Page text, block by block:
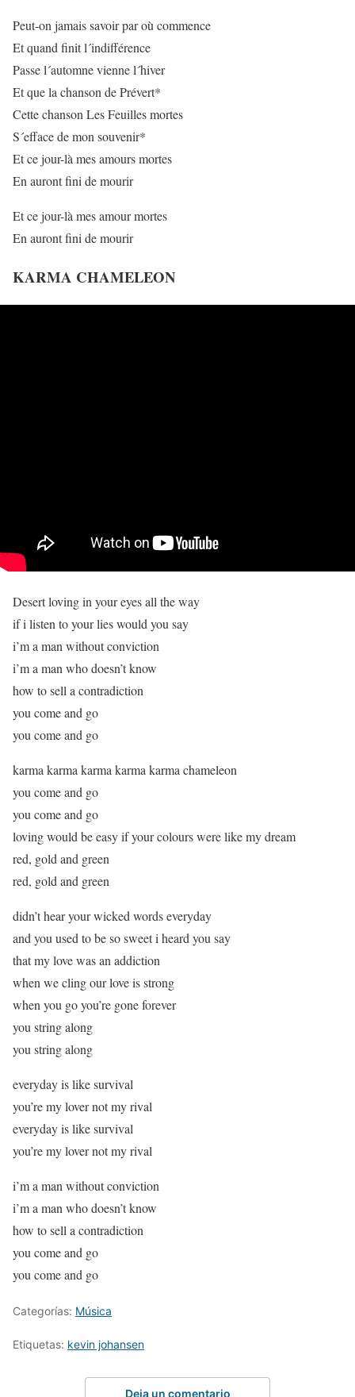
Peut-on jamais savoir par où commence
Et quand finit l´indifférence
Passe l´automne vienne l´hiver
Et que la chanson de Prévert*
Cette chanson Les Feuilles mortes
S´efface de mon souvenir*
Et ce jour-là mes amours mortes
En auront fini de mourir
Et ce jour-là mes amour mortes
En auront fini de mourir
KARMA CHAMELEON
Desert loving in your eyes all the way
if i listen to your lies would you say
i’m a man without conviction
i’m a man who doesn’t know
how to sell a contradiction
you come and go
you come and go
karma karma karma karma karma chameleon
you come and go
you come and go
loving would be easy if your colours were like my dream
red, gold and green
red, gold and green
didn’t hear your wicked words everyday
and you used to be so sweet i heard you say
that my love was an addiction
when we cling our love is strong
when you go you’re gone forever
you string along
you string along
everyday is like survival
you’re my lover not my rival
everyday is like survival
you’re my lover not my rival
i’m a man without conviction
i’m a man who doesn’t know
how to sell a contradiction
you come and go
you come and go
Categorías: Música
Etiquetas: kevin johansen
Deja un comentario